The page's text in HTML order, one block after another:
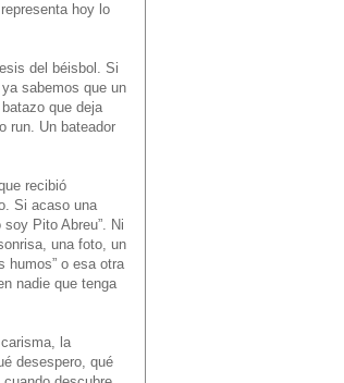
hoy lo
del béisbol. Si
sabemos que un
que deja
run. Un bateador
recibió
Si acaso una
Pito Abreu”. Ni
una foto, un
humos” o esa otra
nadie que tenga
la
desespero, qué